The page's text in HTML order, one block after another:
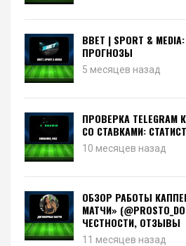
BBET | SPORT &
ПРОГНОЗЫ
5 месяцев назад
ПРОВЕРКА TELEGRAM
СО СТАВКАМИ:
10 месяцев назад
ОБЗОР РАБОТЫ
МАТЧИ»
ЧЕСТНОСТИ, ОТЗЫВЫ
11 месяцев назад